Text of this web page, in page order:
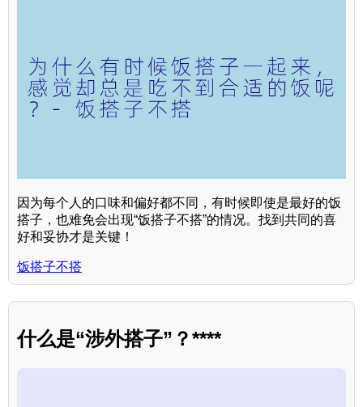
因为每个人的口味和偏好都不同，有时候即使是最好的饭
搭子，也难免会出现“饭搭子不搭”的情况。找到共同的喜
好和妥协才是关键！
饭搭子不搭
什么是“涉外搭子”？****